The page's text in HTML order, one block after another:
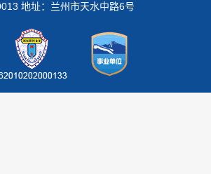
地址：兰州市天水中路6号